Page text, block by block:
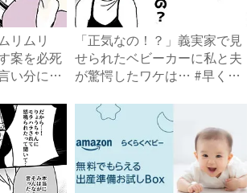
リムリ
案を必死
い分にあ
「正気なの！？」義実家で見
せられたベビーカーに私と夫
が驚愕したワケは… #早く